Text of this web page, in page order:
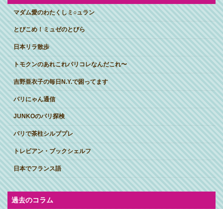
マダム愛のわたくしミ○ュラン
とびこめ！ミュゼのとびら
日本リラ散歩
トモクンのあれこれパリコレなんだこれ〜
吉野亜衣子の毎日N.Y.で困ってます
パリにゃん通信
JUNKOのパリ探検
パリで茶柱シルブプレ
トレビアン・ブックシェルフ
日本でフランス語
過去のコラム